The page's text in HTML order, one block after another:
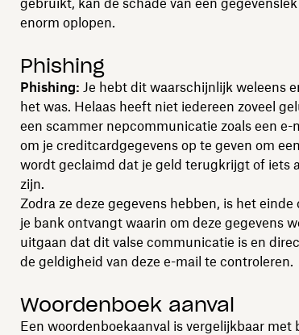
enorm oplopen.
Phishing
Phishing: Je hebt dit waarschijnlijk weleens
het was. Helaas heeft niet iedereen zoveel
een scammer nepcommunicatie zoals een e-
om je creditcardgegevens op te geven om
wordt geclaimd dat je geld terugkrijgt of iets
zijn.
Zodra ze deze gegevens hebben, is het
je bank ontvangt waarin om deze gegevens
uitgaan dat dit valse communicatie is en
de geldigheid van deze e-mail te controleren.
Woordenboek aanval
Een woordenboekaanval is vergelijkbaar